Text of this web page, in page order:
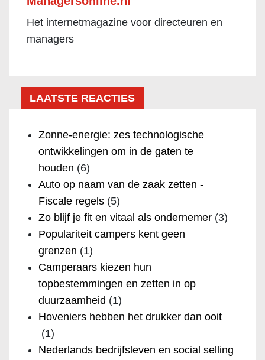
Het internetmagazine voor directeuren en
managers
LAATSTE REACTIES
Zonne-energie: zes technologische
ontwikkelingen om in de gaten te
houden (6)
Auto op naam van de zaak zetten -
Fiscale regels (5)
Zo blijf je fit en vitaal als ondernemer (3)
Populariteit campers kent geen
grenzen (1)
Camperaars kiezen hun
topbestemmingen en zetten in op
duurzaamheid (1)
Hoveniers hebben het drukker dan ooit
(1)
Nederlands bedrijfsleven en social selling